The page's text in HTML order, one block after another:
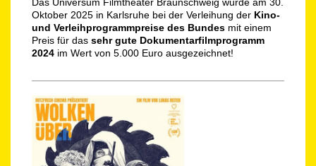
Oktober 2025 in Karlsruhe bei der Verleihung der Kino-
und Verleihprogrammpreise des Bundes mit einem
Preis für das sehr gute Dokumentarfilmprogramm
2024 im Wert von 5.000 Euro ausgezeichnet!